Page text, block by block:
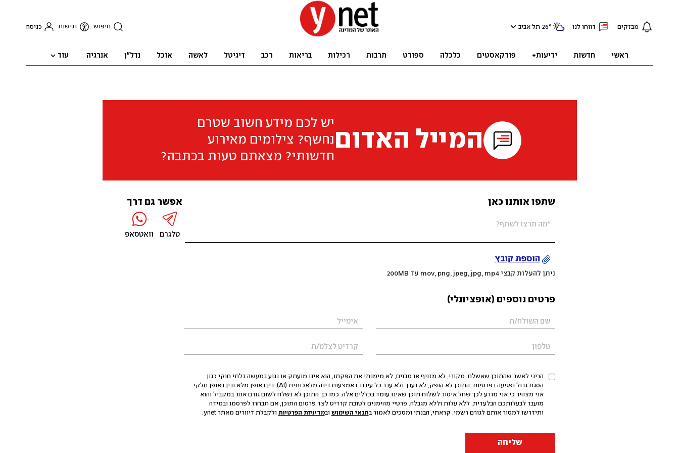
מבזקים דווחו לנו 26° תל אביב חיפוש נגישות כניסה
ראשי חדשות ידיעות+ פודקאסטים כלכלה ספורט תרבות רכילות בריאות רכב דיגיטל לאשה אוכל נדל"ן אנרגיה עוד
המייל האדום
יש לכם מידע חשוב שטרם
נחשף? צילומים מאירוע
חדשותי? מצאתם טעות בכתבה?
שתפו אותנו כאן
הוספת קובץ
ניתן להעלות קבצי mov, png, jpeg, jpg, mp4 עד 200MB
פרטים נוספים (אופציונלי)
הריני לאשר שהתוכן שאשלח: מקורי, לא מזויף או מבוים, לא מימנתי את הפקתו, הוא אינו מועתק או נגוע במעשה בלתי חוקי כגון
הסגת גבול ופגיעה בפרטיות. התוכן לא הופק, לא נערך ולא עבר כל עיבוד באמצעות בינה מלאכותית (AI), בין באופן מלא ובין באופן חלקי.
אני מצהיר כי אני מודע לכך שחל איסור לשלוח תוכן שאינו עומד בכללים אלה. כמו כן, התוכן לא נשלח לשום גורם אחר במקביל והוא
מועבר לבעלותכם הבלעדית, ללא עלות וללא מגבלה. פרטיי מהימנים לטובת קרדיט לצד פרסום התוכן, אם תבחרו לפרסמו ובמידה
ותידרשו למסור אותם לגורם רשמי. קראתי, הבנתי ומסכים לאמור בתנאי השימוש ובמדיניות הפרטיות ולקבלת דיוורים מאתר ynet.
שליחה
אפשר גם דרך
טלגרם וואטסאפ